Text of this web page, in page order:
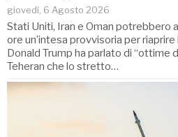
giovedì, 6 Agosto 2026
Stati Uniti, Iran e Oman potrebbero
ore un’intesa provvisoria per
Donald Trump ha parlato di “ottime
Teheran che lo stretto…